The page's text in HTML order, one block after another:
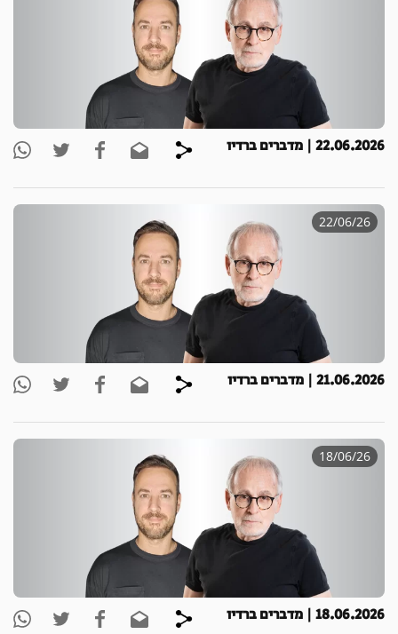
22.06.2026 | מדברים ברדיו
22/06/26
21.06.2026 | מדברים ברדיו
18/06/26
18.06.2026 | מדברים ברדיו